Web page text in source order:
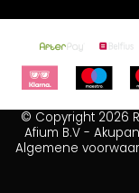
© Copyright 2026
Afium B.V -
Algemene